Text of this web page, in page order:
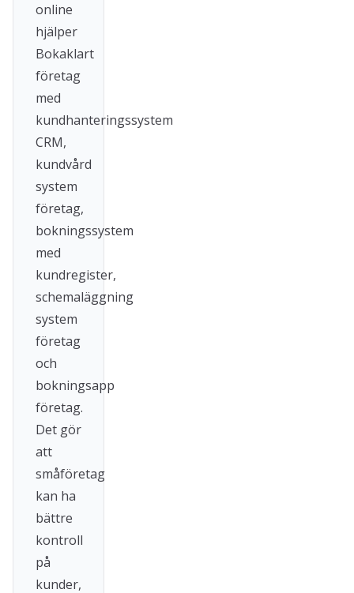
online
hjälper
Bokaklart
företag
med
kundhanteringssystem
CRM,
kundvård
system
företag,
bokningssystem
med
kundregister,
schemaläggning
system
företag
och
bokningsapp
företag.
Det gör
att
småföretag
kan ha
bättre
kontroll
på
kunder,